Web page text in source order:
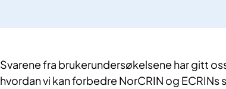
Svarene fra brukerundersøkelsene har gitt
hvordan vi kan forbedre NorCRIN og